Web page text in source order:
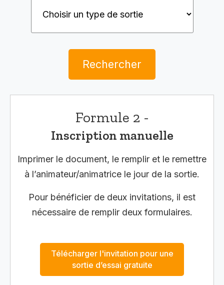
Rechercher
Formule 2 -
Inscription manuelle
Imprimer le document, le remplir et le remettre
à l’animateur/animatrice le jour de la sortie.
Pour bénéficier de deux invitations, il est
nécessaire de remplir deux formulaires.
Télécharger l'invitation pour une
sortie d’essai gratuite